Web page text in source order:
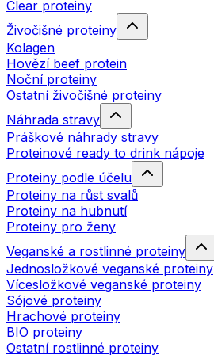
Clear proteiny
Živočišné proteiny
Kolagen
Hovězí beef protein
Noční proteiny
Ostatní živočišné proteiny
Náhrada stravy
Práškové náhrady stravy
Proteinové ready to drink nápoje
Proteiny podle účelu
Proteiny na růst svalů
Proteiny na hubnutí
Proteiny pro ženy
Veganské a rostlinné proteiny
Jednosložkové veganské proteiny
Vícesložkové veganské proteiny
Sójové proteiny
Hrachové proteiny
BIO proteiny
Ostatní rostlinné proteiny